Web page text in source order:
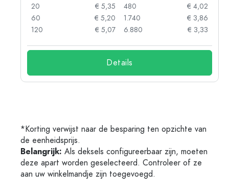
20
€ 5,35
60
€ 5,20
120
€ 5,07
480
€ 4,02
1.740
€ 3,86
6.880
€ 3,33
Details
*Korting verwijst naar de besparing ten opzichte van
de eenheidsprijs.
Belangrijk: Als deksels configureerbaar zijn, moeten
deze apart worden geselecteerd. Controleer of ze
aan uw winkelmandje zijn toegevoegd.